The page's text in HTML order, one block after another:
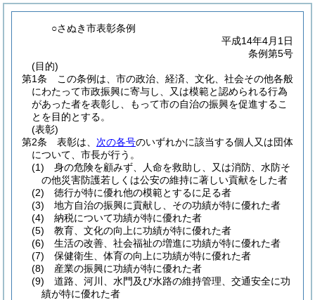
○さぬき市表彰条例
平成14年4月1日
条例第5号
(目的)
第1条
この条例は、市の政治、経済、文化、社会その他各般
にわたって市政振興に寄与し、又は模範と認められる行為
があった者を表彰し、もって市の自治の振興を促進するこ
とを目的とする。
(表彰)
第2条
表彰は、 次の各号のいずれかに該当する個人又は団体
について、市長が行う。
(1)
身の危険を顧みず、人命を救助し、又は消防、水防そ
の他災害防護若しくは公安の維持に著しい貢献をした者
(2)
徳行が特に優れ他の模範とするに足る者
(3)
地方自治の振興に貢献し、その功績が特に優れた者
(4)
納税について功績が特に優れた者
(5)
教育、文化の向上に功績が特に優れた者
(6)
生活の改善、社会福祉の増進に功績が特に優れた者
(7)
保健衛生、体育の向上に功績が特に優れた者
(8)
産業の振興に功績が特に優れた者
(9)
道路、河川、水門及び水路の維持管理、交通安全に功
績が特に優れた者